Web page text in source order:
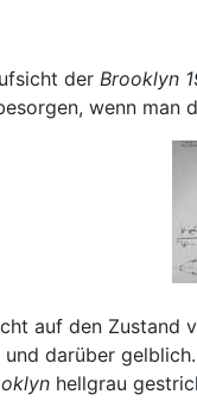
der Brooklyn
wenn man
auf den Zustand
darüber
hellgrau